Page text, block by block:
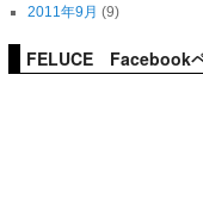
2011年9月 (9)
FELUCE Facebook